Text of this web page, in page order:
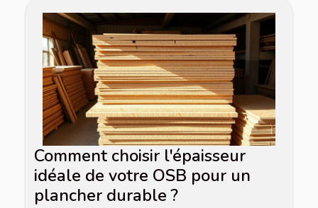
Comment choisir l'épaisseur
idéale de votre OSB pour un
plancher durable ?